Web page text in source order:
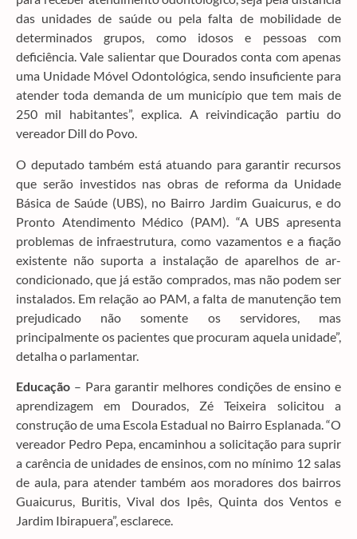
das unidades de saúde ou pela falta de mobilidade de
determinados grupos, como idosos e pessoas com
deficiência. Vale salientar que Dourados conta com apenas
uma Unidade Móvel Odontológica, sendo insuficiente para
atender toda demanda de um município que tem mais de
250 mil habitantes”, explica. A reivindicação partiu do
vereador Dill do Povo.
O deputado também está atuando para garantir recursos
que serão investidos nas obras de reforma da Unidade
Básica de Saúde (UBS), no Bairro Jardim Guaicurus, e do
Pronto Atendimento Médico (PAM). “A UBS apresenta
problemas de infraestrutura, como vazamentos e a fiação
existente não suporta a instalação de aparelhos de ar-
condicionado, que já estão comprados, mas não podem ser
instalados. Em relação ao PAM, a falta de manutenção tem
prejudicado não somente os servidores, mas
principalmente os pacientes que procuram aquela unidade”,
detalha o parlamentar.
Educação – Para garantir melhores condições de ensino e
aprendizagem em Dourados, Zé Teixeira solicitou a
construção de uma Escola Estadual no Bairro Esplanada. “O
vereador Pedro Pepa, encaminhou a solicitação para suprir
a carência de unidades de ensinos, com no mínimo 12 salas
de aula, para atender também aos moradores dos bairros
Guaicurus, Buritis, Vival dos Ipês, Quinta dos Ventos e
Jardim Ibirapuera”, esclarece.